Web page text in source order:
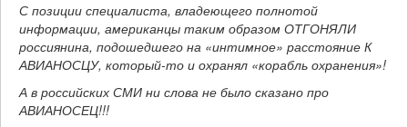
С позиции специалиста, владеющего полнотой
информации, американцы таким образом ОТГОНЯЛИ
россиянина, подошедшего на «интимное» расстояние К
АВИАНОСЦУ, который-то и охранял «корабль охранения»!
А в российских СМИ ни слова не было сказано про
АВИАНОСЕЦ!!!